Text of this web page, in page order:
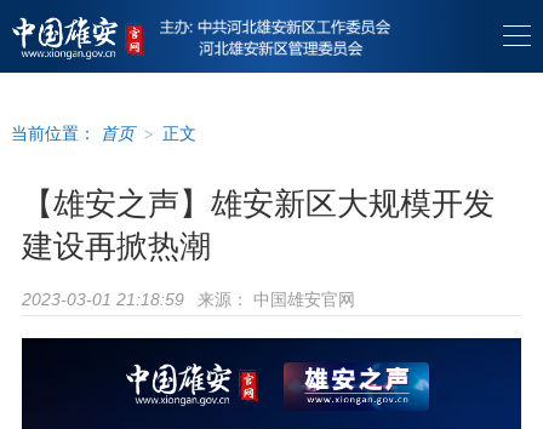
当前位置： 首页 > 正文
【雄安之声】雄安新区大规模开发
建设再掀热潮
2023-03-01 21:18:59 来源： 中国雄安官网